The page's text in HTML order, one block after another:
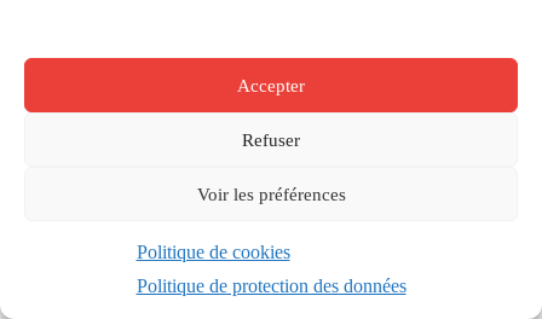
Accepter
Refuser
Voir les préférences
Politique de cookies
Politique de protection des données
(L’Echappée, 2024); Marx Narodnik de Michael Löwy et
Paul Guillibert (L’Echappée, 2025); Penser
l’émancipation, autrement de Romaric...